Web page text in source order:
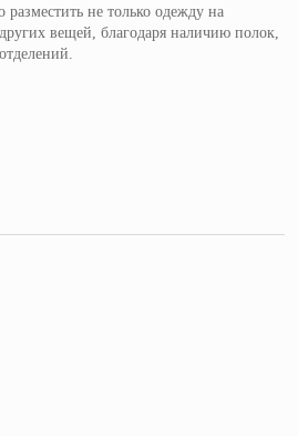
не только одежду на
вещей, благодаря наличию полок,